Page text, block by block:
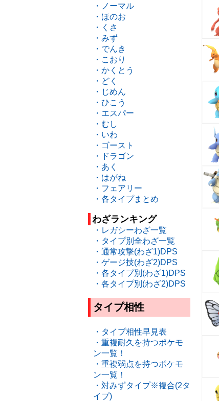
・ノーマル
・ほのお
・くさ
・みず
・でんき
・こおり
・かくとう
・どく
・じめん
・ひこう
・エスパー
・むし
・いわ
・ゴースト
・ドラゴン
・あく
・はがね
・フェアリー
・各タイプまとめ
わざランキング
・レガシーわざ一覧
・タイプ別全わざ一覧
・通常攻撃(わざ1)DPS
・ゲージ技(わざ2)DPS
・各タイプ別(わざ1)DPS
・各タイプ別(わざ2)DPS
タイプ相性
・タイプ相性早見表
・重複耐久を持つポケモ
ン一覧！
・重複弱点を持つポケモ
ン一覧！
・対みずタイプ※複合(2タ
イプ)